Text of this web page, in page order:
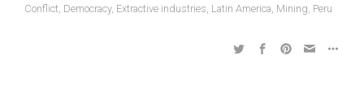
Conflict, Democracy, Extractive industries, Latin America, Mining, Peru